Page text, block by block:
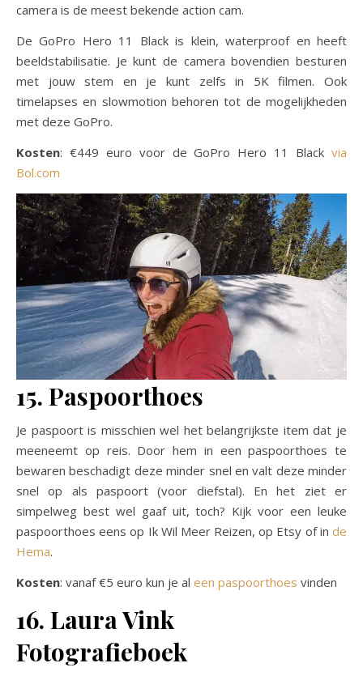
camera is de meest bekende action cam.
De GoPro Hero 11 Black is klein, waterproof en heeft
beeldstabilisatie. Je kunt de camera bovendien besturen
met jouw stem en je kunt zelfs in 5K filmen. Ook
timelapses en slowmotion behoren tot de mogelijkheden
met deze GoPro.
Kosten: €449 euro voor de GoPro Hero 11 Black via
Bol.com
15. Paspoorthoes
Je paspoort is misschien wel het belangrijkste item dat je
meeneemt op reis. Door hem in een paspoorthoes te
bewaren beschadigt deze minder snel en valt deze minder
snel op als paspoort (voor diefstal). En het ziet er
simpelweg best wel gaaf uit, toch? Kijk voor een leuke
paspoorthoes eens op Ik Wil Meer Reizen, op Etsy of in de
Hema.
Kosten: vanaf €5 euro kun je al een paspoorthoes vinden
16. Laura Vink
Fotografieboek